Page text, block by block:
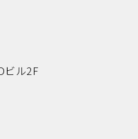
ビル2F